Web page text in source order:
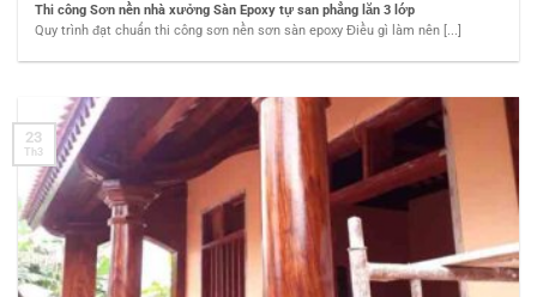
Thi công Sơn nền nhà xưởng Sàn Epoxy tự san phẳng lăn 3 lớp
Quy trình đạt chuẩn thi công sơn nền sơn sàn epoxy Điều gì làm nên [...]
23
Th3